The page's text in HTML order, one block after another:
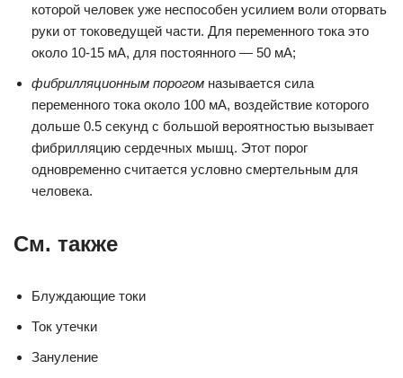
которой человек уже неспособен усилием воли оторвать
руки от токоведущей части. Для переменного тока это
около 10-15 мА, для постоянного — 50 мА;
фибрилляционным порогом называется сила
переменного тока около 100 мА, воздействие которого
дольше 0.5 секунд с большой вероятностью вызывает
фибрилляцию сердечных мышц. Этот порог
одновременно считается условно смертельным для
человека.
См. также
Блуждающие токи
Ток утечки
Зануление